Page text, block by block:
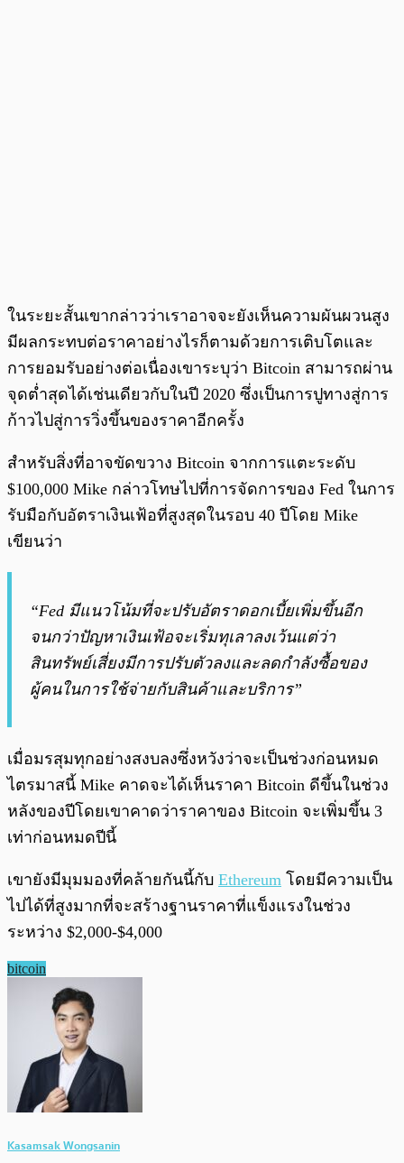
ในระยะสั้นเขากล่าวว่าเราอาจจะยังเห็นความผันผวนสูง
มีผลกระทบต่อราคาอย่างไรก็ตามด้วยการเติบโตและ
การยอมรับอย่างต่อเนื่องเขาระบุว่า Bitcoin สามารถผ่าน
จุดต่ำสุดได้เช่นเดียวกับในปี 2020 ซึ่งเป็นการปูทางสู่การ
ก้าวไปสู่การวิ่งขึ้นของราคาอีกครั้ง
สำหรับสิ่งที่อาจขัดขวาง Bitcoin จากการแตะระดับ
$100,000 Mike กล่าวโทษไปที่การจัดการของ Fed ในการ
รับมือกับอัตราเงินเฟ้อที่สูงสุดในรอบ 40 ปีโดย Mike
เขียนว่า
“Fed มีแนวโน้มที่จะปรับอัตราดอกเบี้ยเพิ่มขึ้นอีก
จนกว่าปัญหาเงินเฟ้อจะเริ่มทุเลาลงเว้นแต่ว่า
สินทรัพย์เสี่ยงมีการปรับตัวลงและลดกำลังซื้อของ
ผู้คนในการใช้จ่ายกับสินค้าและบริการ”
เมื่อมรสุมทุกอย่างสงบลงซึ่งหวังว่าจะเป็นช่วงก่อนหมด
ไตรมาสนี้ Mike คาดจะได้เห็นราคา Bitcoin ดีขึ้นในช่วง
หลังของปีโดยเขาคาดว่าราคาของ Bitcoin จะเพิ่มขึ้น 3
เท่าก่อนหมดปีนี้
เขายังมีมุมมองที่คล้ายกันนี้กับ Ethereum โดยมีความเป็น
ไปได้ที่สูงมากที่จะสร้างฐานราคาที่แข็งแรงในช่วง
ระหว่าง $2,000-$4,000
bitcoin
Kasamsak Wongsanin